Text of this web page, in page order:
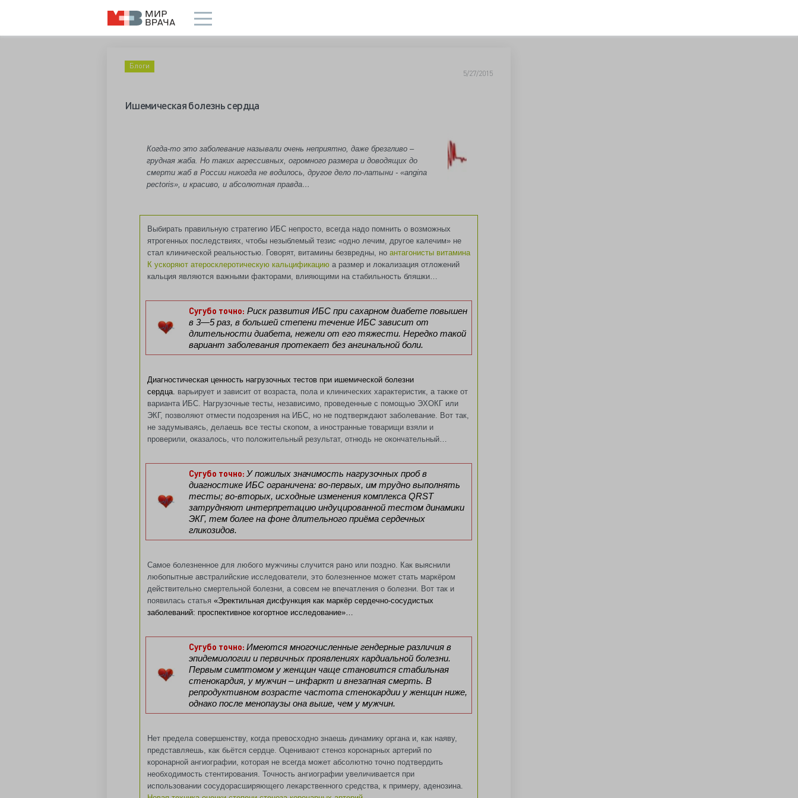
Блоги
5/27/2015
Ишемическая болезнь сердца
Когда-то это заболевание называли очень неприятно, даже брезгливо –
грудная жаба. Но таких агрессивных, огромного размера и доводящих до
смерти жаб в России никогда не водилось, другое дело по-латыни - «angina
pectoris», и красиво, и абсолютная правда…
Выбирать правильную стратегию ИБС непросто, всегда надо помнить о возможных
ятрогенных последствиях, чтобы незыблемый тезис «одно лечим, другое калечим» не
стал клинической реальностью. Говорят, витамины безвредны, но антагонисты витамина
К ускоряют атеросклеротическую кальцификацию а размер и локализация отложений
кальция являются важными факторами, влияющими на стабильность бляшки…
Сугубо точно: Риск развития ИБС при сахарном диабете повышен
в 3—5 раз, в большей степени течение ИБС зависит от
длительности диабета, нежели от его тяжести. Нередко такой
вариант заболевания протекает без ангинальной боли.
Диагностическая ценность нагрузочных тестов при ишемической болезни
сердца. варьирует и зависит от возраста, пола и клинических характеристик, а также от
варианта ИБС. Нагрузочные тесты, независимо, проведенные с помощью ЭХОКГ или
ЭКГ, позволяют отмести подозрения на ИБС, но не подтверждают заболевание. Вот так,
не задумываясь, делаешь все тесты скопом, а иностранные товарищи взяли и
проверили, оказалось, что положительный результат, отнюдь не окончательный…
Сугубо точно: У пожилых значимость нагрузочных проб в
диагностике ИБС ограничена: во-первых, им трудно выполнять
тесты; во-вторых, исходные изменения комплекса QRST
затрудняют интерпретацию индуцированной тестом динамики
ЭКГ, тем более на фоне длительного приёма сердечных
гликозидов.
Самое болезненное для любого мужчины случится рано или поздно. Как выяснили
любопытные австралийские исследователи, это болезненное может стать маркёром
действительно смертельной болезни, а совсем не впечатления о болезни. Вот так и
появилась статья «Эректильная дисфункция как маркёр сердечно-сосудистых
заболеваний: проспективное когортное исследование»…
Сугубо точно: Имеются многочисленные гендерные различия в
эпидемиологии и первичных проявлениях кардиальной болезни.
Первым симптомом у женщин чаще становится стабильная
стенокардия, у мужчин – инфаркт и внезапная смерть. В
репродуктивном возрасте частота стенокардии у женщин ниже,
однако после менопаузы она выше, чем у мужчин.
Нет предела совершенству, когда превосходно знаешь динамику органа и, как наяву,
представляешь, как бьётся сердце. Оценивают стеноз коронарных артерий по
коронарной ангиографии, которая не всегда может абсолютно точно подтвердить
необходимость стентирования. Точность ангиографии увеличивается при
использовании сосудорасширяющего лекарственного средства, к примеру, аденозина.